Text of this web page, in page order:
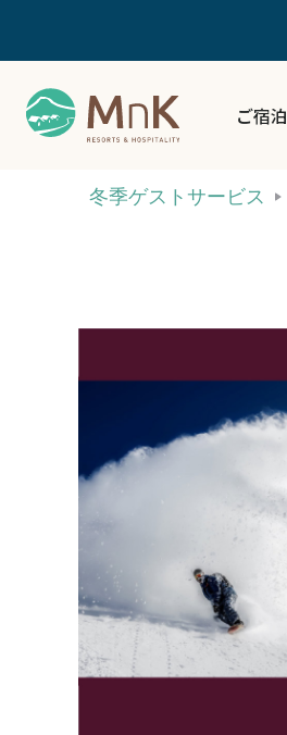
ご宿泊
冬季ゲストサービス